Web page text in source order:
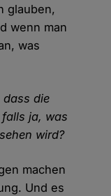
glauben,
wenn man
was
dass die
ja, was
wird?
machen
Und es